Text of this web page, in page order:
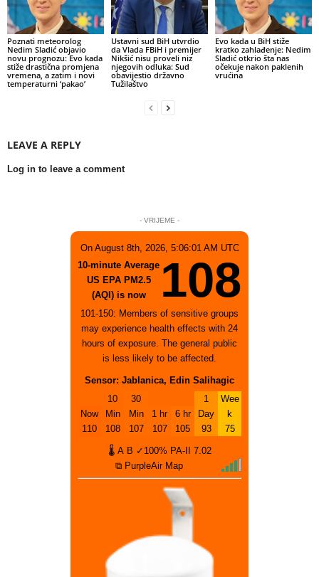
Poznati meteorolog
Nedim Sladić objavio
novu prognozu: Evo kada
stiže drastična promjena
vremena, a zatim i novi
temperaturni ‘pakao’
Ustavni sud BiH utvrdio
da Vlada FBiH i premijer
Nikšić nisu proveli niz
njegovih odluka: Sud
obavijestio državno
Tužilaštvo
Evo kada u BiH stiže
kratko zahlađenje: Nedim
Sladić otkrio šta nas
očekuje nakon paklenih
vrućina
LEAVE A REPLY
Log in to leave a comment
- VRIJEME -
On August 8th, 2026, 5:06:01 AM UTC
10-minute Average
US EPA PM2.5
(AQI) is now
108
101-150: Members of sensitive groups
may experience health effects with 24
hours of exposure. The general public
is less likely to be affected.
Sensor: Jablanica, Edin Salihagic
Now
110
10
Min
108
30
Min
107
1 hr
107
6 hr
105
1
Day
93
Wee
k
75
🌡 A B ✓100% PA-II 7.02
⧉ PurpleAir Map